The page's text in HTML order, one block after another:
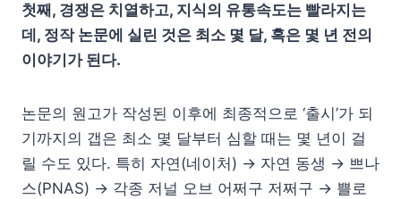
첫째, 경쟁은 치열하고, 지식의 유통속도는 빨라지는
데, 정작 논문에 실린 것은 최소 몇 달, 혹은 몇 년 전의
이야기가 된다.
논문의 원고가 작성된 이후에 최종적으로 ‘출시’가 되
기까지의 갭은 최소 몇 달부터 심할 때는 몇 년이 걸
릴 수도 있다. 특히 자연(네이처) → 자연 동생 → 쁘나
스(PNAS) → 각종 저널 오브 어쩌구 저쩌구 → 쁠로